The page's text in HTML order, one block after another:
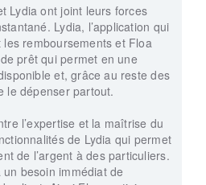
Lydia ont joint leurs forces
Lydia, l’application qui
remboursements et Floa
prêt qui permet en une
et, grâce au reste des
le dépenser partout.
l’expertise et la maîtrise du
de Lydia qui permet
de l’argent à des particuliers.
besoin immédiat de